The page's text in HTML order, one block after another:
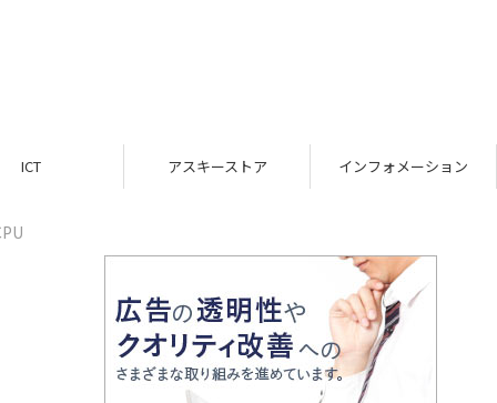
ICT アスキーストア インフォメーション